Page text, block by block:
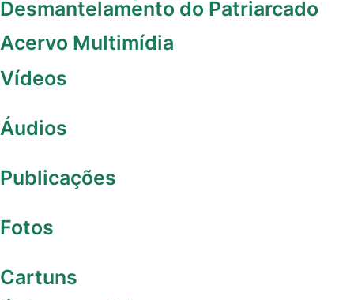
Desmantelamento do Patriarcado
Acervo Multimídia
Vídeos
Áudios
Publicações
Fotos
Cartuns